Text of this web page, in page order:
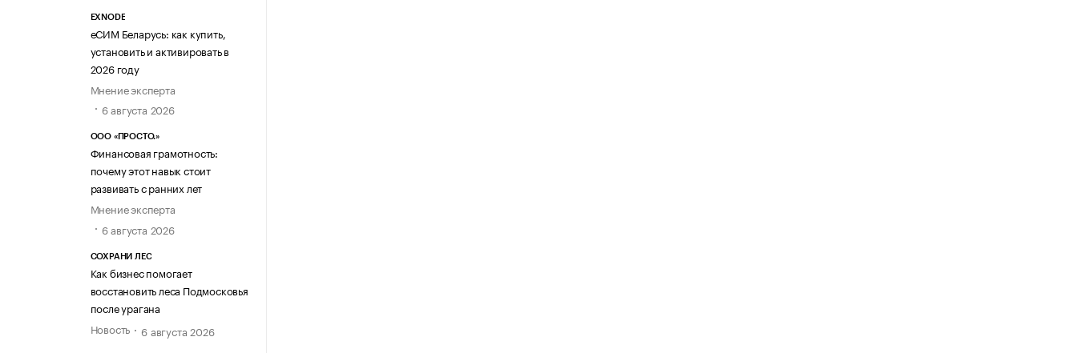
EXNODE
еСИМ Беларусь: как купить,
установить и активировать в
2026 году
Мнение эксперта
6 августа 2026
ООО «ПРОСТО.»
Финансовая грамотность:
почему этот навык стоит
развивать с ранних лет
Мнение эксперта
6 августа 2026
СОХРАНИ ЛЕС
Как бизнес помогает
восстановить леса Подмосковья
после урагана
Новость
6 августа 2026